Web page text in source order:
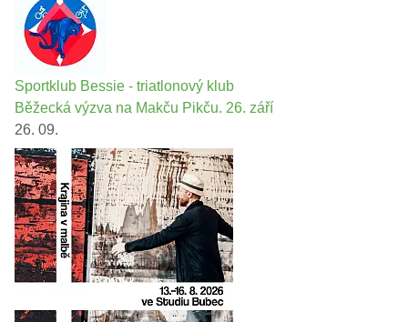
Sportklub Bessie - triatlonový klub
Běžecká výzva na Makču Pikču. 26. září
26. 09.